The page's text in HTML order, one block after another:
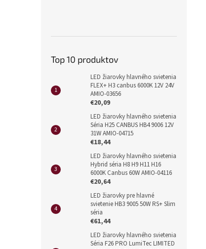
Top 10 produktov
LED žiarovky hlavného svietenia
FLEX+ H3 canbus 6000K 12V 24V
AMIO-03656
€20,09
LED žiarovky hlavného svietenia
Séria H25 CANBUS HB4 9006 12V
31W AMIO-04715
€18,44
LED žiarovky hlavného svietenia
Hybrid séria H8 H9 H11 H16
6000K Canbus 60W AMIO-04116
€20,64
LED žiarovky pre hlavné
svietenie HB3 9005 50W RS+ Slim
séria
€61,44
LED žiarovky hlavného svietenia
Séria F26 PRO LumiTec LIMITED